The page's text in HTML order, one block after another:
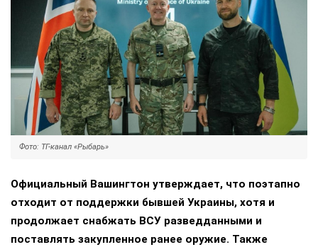
Фото: ТГ-канал «Рыбарь»
Официальный Вашингтон утверждает, что поэтапно
отходит от поддержки бывшей Украины, хотя и
продолжает снабжать ВСУ разведданными и
поставлять закупленное ранее оружие. Также